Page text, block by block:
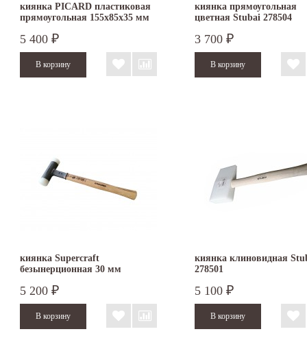
киянка PICARD пластиковая
прямоугольная 155х85х35 мм
5 400 ₽
киянка прямоугольная
цветная Stubai 278504
3 700 ₽
киянка Supercraft
безынерционная 30 мм
5 200 ₽
киянка клиновидная
278501
5 100 ₽